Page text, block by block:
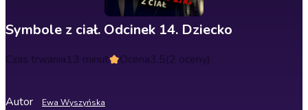
Symbole z ciał. Odcinek 14. Dziecko
Czas trwania13 minut Ocena3.5(2 oceny)
Autor Ewa Wyszyńska